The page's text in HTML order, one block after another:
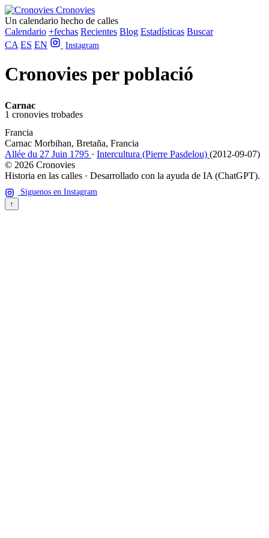
Cronovies
Un calendario hecho de calles
Calendario +fechas Recientes Blog Estadísticas Buscar
CA ES EN Instagram
Cronovies per població
Carnac
1 cronovies trobades
Francia
Carnac Morbihan, Bretaña, Francia
Allée du 27 Juin 1795 · Intercultura (Pierre Pasdelou) (2012-09-07)
© 2026 Cronovies
Historia en las calles · Desarrollado con la ayuda de IA (ChatGPT).
Síguenos en Instagram
↑